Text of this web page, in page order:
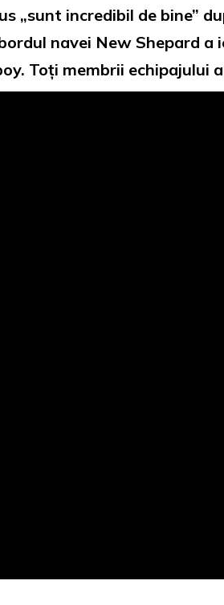
„sunt incredibil de bine”
navei New Shepard
Toți membrii echipajului